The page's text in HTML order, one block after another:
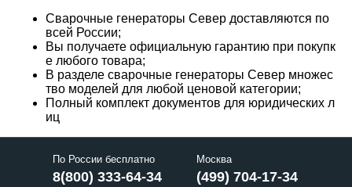
Сварочные генераторы Север доставляются по
всей России;
Вы получаете официальную гарантию при покупк
е любого товара;
В разделе сварочные генераторы Север множес
тво моделей для любой ценовой категории;
Полный комплект документов для юридических л
иц
По России бесплатно
8(800) 333-64-34
Москва
(499) 704-17-34